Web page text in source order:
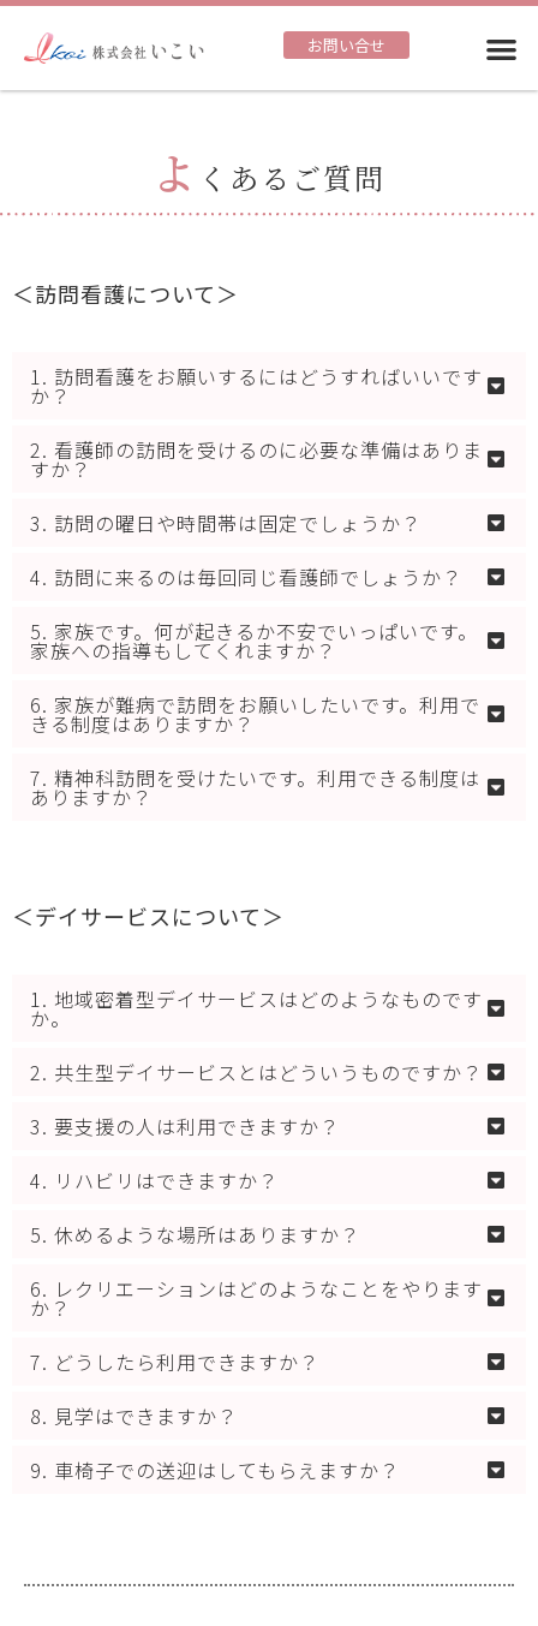
お問い合せ
よ くあるご質問
＜訪問看護について＞
1. 訪問看護をお願いするにはどうすればいいです
か？
2. 看護師の訪問を受けるのに必要な準備はありま
すか？
3. 訪問の曜日や時間帯は固定でしょうか？
4. 訪問に来るのは毎回同じ看護師でしょうか？
5. 家族です。何が起きるか不安でいっぱいです。
家族への指導もしてくれますか？
6. 家族が難病で訪問をお願いしたいです。利用で
きる制度はありますか？
7. 精神科訪問を受けたいです。利用できる制度は
ありますか？
＜デイサービスについて＞
1. 地域密着型デイサービスはどのようなものです
か。
2. 共生型デイサービスとはどういうものですか？
3. 要支援の人は利用できますか？
4. リハビリはできますか？
5. 休めるような場所はありますか？
6. レクリエーションはどのようなことをやります
か？
7. どうしたら利用できますか？
8. 見学はできますか？
9. 車椅子での送迎はしてもらえますか？